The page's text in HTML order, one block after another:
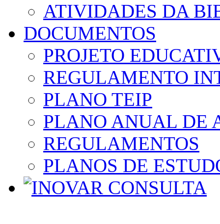
ATIVIDADES DA
DOCUMENTOS
PROJETO
REGULAMENTO
PLANO TEIP
PLANO ANUAL DE
REGULAMENTOS
PLANOS DE